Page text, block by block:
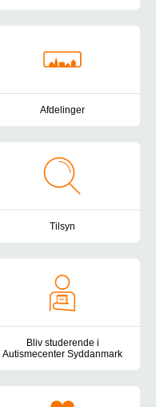
Afdelinger
Tilsyn
at arbejde med børn,
Bliv studerende i
Autismecenter Syddanmark